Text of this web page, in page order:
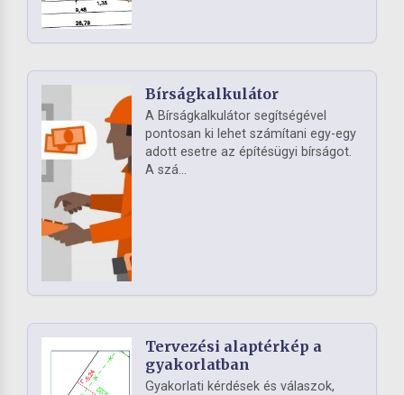
Bírságkalkulátor
A Bírságkalkulátor segítségével
pontosan ki lehet számítani egy-egy
adott esetre az építésügyi bírságot.
A szá...
Tervezési alaptérkép a
gyakorlatban
Gyakorlati kérdések és válaszok,